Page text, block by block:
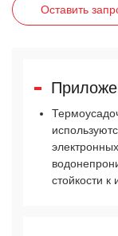
Оставить
стойкости